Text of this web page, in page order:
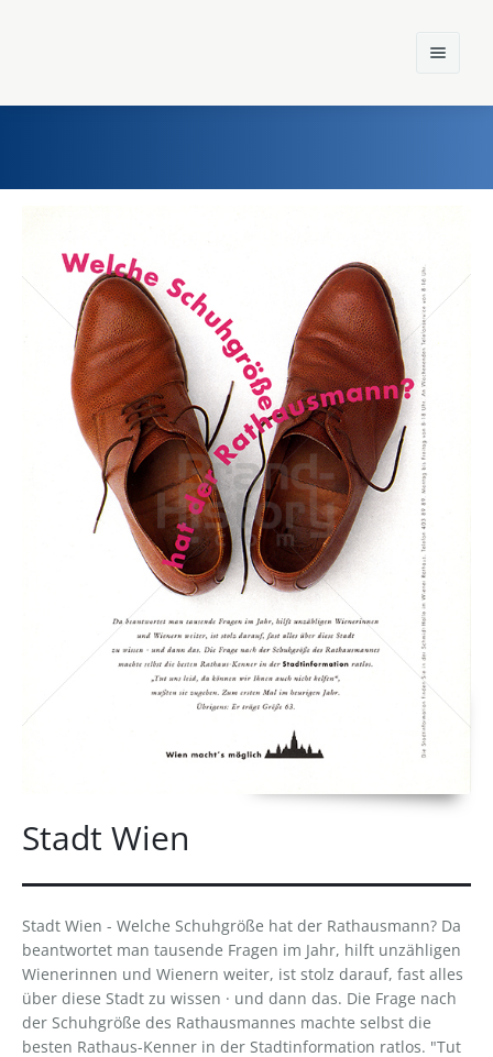
Einst und Heute
Marken
Konzerne
Epoche
Stadt Wien
Stadt Wien - Welche Schuhgröße hat der Rathausmann? Da
beantwortet man tausende Fragen im Jahr, hilft unzähligen
Wienerinnen und Wienern weiter, ist stolz darauf, fast alles
über diese Stadt zu wissen · und dann das. Die Frage nach
der Schuhgröße des Rathausmannes machte selbst die
besten Rathaus-Kenner in der Stadtinformation ratlos. "Tut